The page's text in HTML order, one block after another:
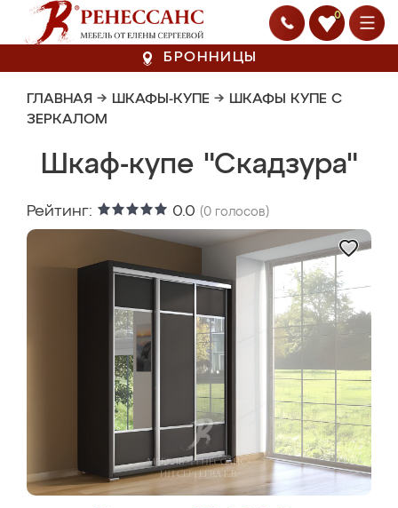
0
БРОННИЦЫ
ГЛАВНАЯ → ШКАФЫ-КУПЕ → ШКАФЫ КУПЕ С
ЗЕРКАЛОМ
Шкаф-купе "Скадзура"
Рейтинг: 0.0 (0 голосов)